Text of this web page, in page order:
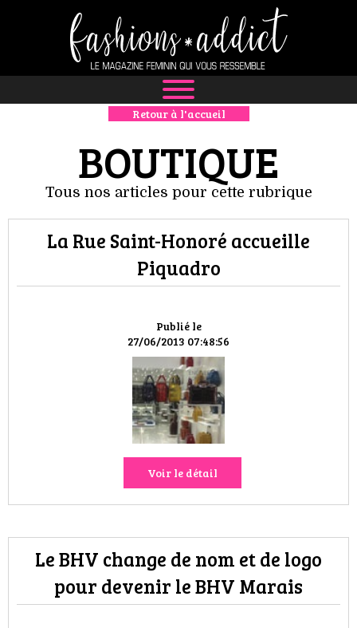
NEWS
MODE
LUXE
DÉFILÉS
BOUTIQUE
CULTURE
HIGH TECH
MAISON
AUTO
LIEUX TENDANCES
MODE DE RUE
JEUNES CRÉATEURS
Retour à l'accueil
BOUTIQUE
Tous nos articles pour cette rubrique
Publié le
27/06/2013 07:48:56
La Rue Saint-Honoré accueille
Piquadro
Voir le détail
Le BHV change de nom et de logo
pour devenir le BHV Marais